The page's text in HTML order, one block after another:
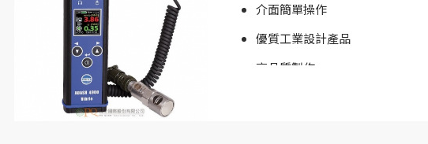
介面簡單操作
優質工業設計產品
高品質製作